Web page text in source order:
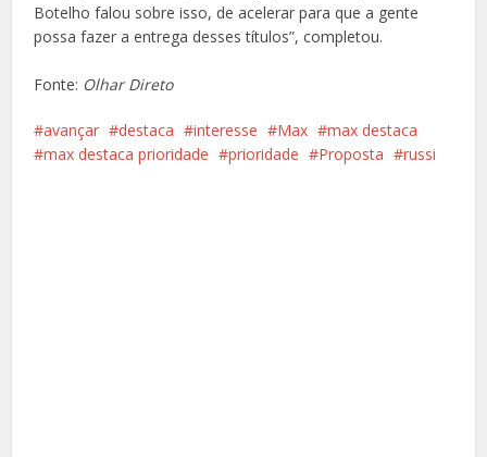
Botelho falou sobre isso, de acelerar para que a gente
possa fazer a entrega desses títulos”, completou.
Fonte: Olhar Direto
avançar destaca interesse Max
max destaca
max destaca prioridade
prioridade Proposta russi